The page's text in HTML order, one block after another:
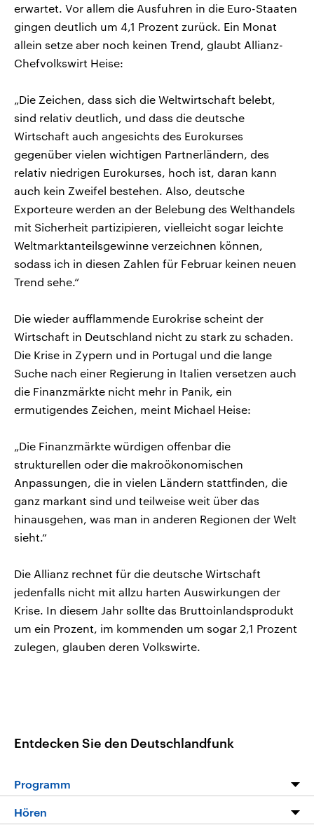
erwartet. Vor allem die Ausfuhren in die Euro-Staaten
gingen deutlich um 4,1 Prozent zurück. Ein Monat
allein setze aber noch keinen Trend, glaubt Allianz-
Chefvolkswirt Heise:
„Die Zeichen, dass sich die Weltwirtschaft belebt,
sind relativ deutlich, und dass die deutsche
Wirtschaft auch angesichts des Eurokurses
gegenüber vielen wichtigen Partnerländern, des
relativ niedrigen Eurokurses, hoch ist, daran kann
auch kein Zweifel bestehen. Also, deutsche
Exporteure werden an der Belebung des Welthandels
mit Sicherheit partizipieren, vielleicht sogar leichte
Weltmarktanteilsgewinne verzeichnen können,
sodass ich in diesen Zahlen für Februar keinen neuen
Trend sehe.“
Die wieder aufflammende Eurokrise scheint der
Wirtschaft in Deutschland nicht zu stark zu schaden.
Die Krise in Zypern und in Portugal und die lange
Suche nach einer Regierung in Italien versetzen auch
die Finanzmärkte nicht mehr in Panik, ein
ermutigendes Zeichen, meint Michael Heise:
„Die Finanzmärkte würdigen offenbar die
strukturellen oder die makroökonomischen
Anpassungen, die in vielen Ländern stattfinden, die
ganz markant sind und teilweise weit über das
hinausgehen, was man in anderen Regionen der Welt
sieht.“
Die Allianz rechnet für die deutsche Wirtschaft
jedenfalls nicht mit allzu harten Auswirkungen der
Krise. In diesem Jahr sollte das Bruttoinlandsprodukt
um ein Prozent, im kommenden um sogar 2,1 Prozent
zulegen, glauben deren Volkswirte.
Entdecken Sie den Deutschlandfunk
Programm
Hören